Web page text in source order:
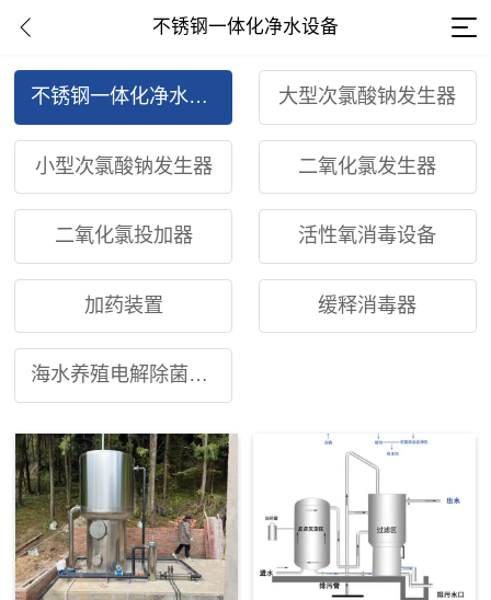
不锈钢一体化净水设备
不锈钢一体化净水设备 大型次氯酸钠发生器
小型次氯酸钠发生器 二氧化氯发生器
二氧化氯投加器 活性氧消毒设备
加药装置 缓释消毒器
海水养殖电解除菌装置